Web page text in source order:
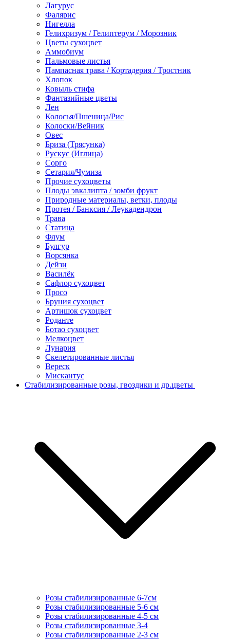
Лагурус
Фалярис
Нигелла
Гелихризум / Гелиптерум / Морозник
Цветы сухоцвет
Аммобиум
Пальмовые листья
Пампасная трава / Кортадерия / Тростник
Хлопок
Ковыль стифа
Фантазийные цветы
Лен
Колосья/Пшеница/Рис
Колоски/Вейник
Овес
Бриза (Трясунка)
Рускус (Иглица)
Сорго
Сетария/Чумиза
Прочие сухоцветы
Плоды эвкалипта / зомби фрукт
Природные материалы, ветки, плоды
Протея / Банксия / Леукадендрон
Трава
Статица
Флум
Булгур
Ворсянка
Дейзи
Василёк
Сафлор сухоцвет
Просо
Бруния сухоцвет
Артишок сухоцвет
Роданте
Ботао сухоцвет
Мелкоцвет
Лунария
Скелетированные листья
Вереск
Мискантус
Стабилизированные розы, гвоздики и др.цветы
Розы стабилизированные 6-7см
Розы стабилизированные 5-6 см
Розы стабилизированные 4-5 см
Розы стабилизированные 3-4
Розы стабилизированные 2-3 см